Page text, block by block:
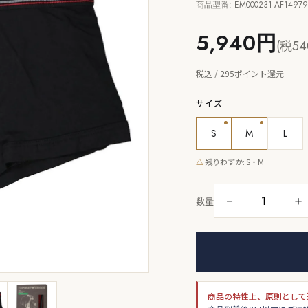
商品型番: EM000231-
5,940円(税
税込 / 295ポイント還元
サイズ
S M L
△残りわずか: S・M
数量 － ＋
商品の特性上、原則とし